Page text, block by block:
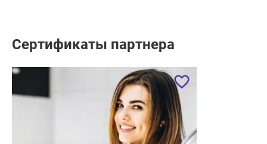
Сертификаты партнера